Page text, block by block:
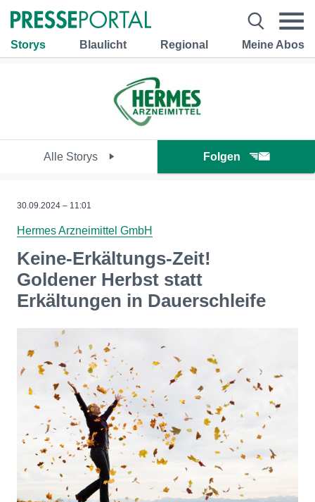
Storys Blaulicht Regional Meine Abos
Alle Storys Folgen
30.09.2024 – 11:01
Hermes Arzneimittel GmbH
Keine-Erkältungs-Zeit!
Goldener Herbst statt
Erkältungen in Dauerschleife